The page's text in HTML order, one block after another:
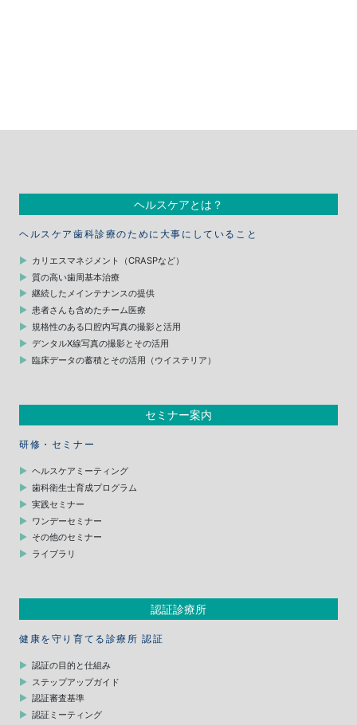
ヘルスケアとは？
ヘルスケア歯科診療のために大事にしていること
カリエスマネジメント（CRASPなど）
質の高い歯周基本治療
継続したメインテナンスの提供
患者さんも含めたチーム医療
規格性のある口腔内写真の撮影と活用
デンタルX線写真の撮影とその活用
臨床データの蓄積とその活用（ウイステリア）
セミナー案内
研修・セミナー
ヘルスケアミーティング
歯科衛生士育成プログラム
実践セミナー
ワンデーセミナー
その他のセミナー
ライブラリ
認証診療所
健康を守り育てる診療所 認証
認証の目的と仕組み
ステップアップガイド
認証審査基準
認証ミーティング